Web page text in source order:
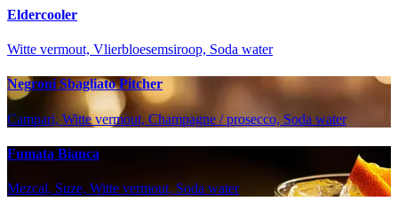
Eldercooler
Witte vermout, Vlierbloesemsiroop, Soda water
Negroni Sbagliato Pitcher
Campari, Witte vermout, Champagne / prosecco, Soda water
Fumata Bianca
Mezcal, Suze, Witte vermout, Soda water